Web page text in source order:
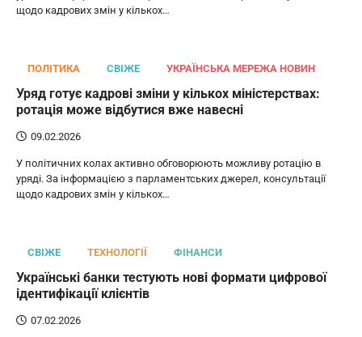
щодо кадрових змін у кількох…
ПОЛІТИКА СВІЖЕ УКРАЇНСЬКА МЕРЕЖА НОВИН
Уряд готує кадрові зміни у кількох міністерствах:
ротація може відбутися вже навесні
09.02.2026
У політичних колах активно обговорюють можливу ротацію в
уряді. За інформацією з парламентських джерел, консультації
щодо кадрових змін у кількох…
СВІЖЕ ТЕХНОЛОГІЇ ФІНАНСИ
Українські банки тестують нові формати цифрової
ідентифікації клієнтів
07.02.2026